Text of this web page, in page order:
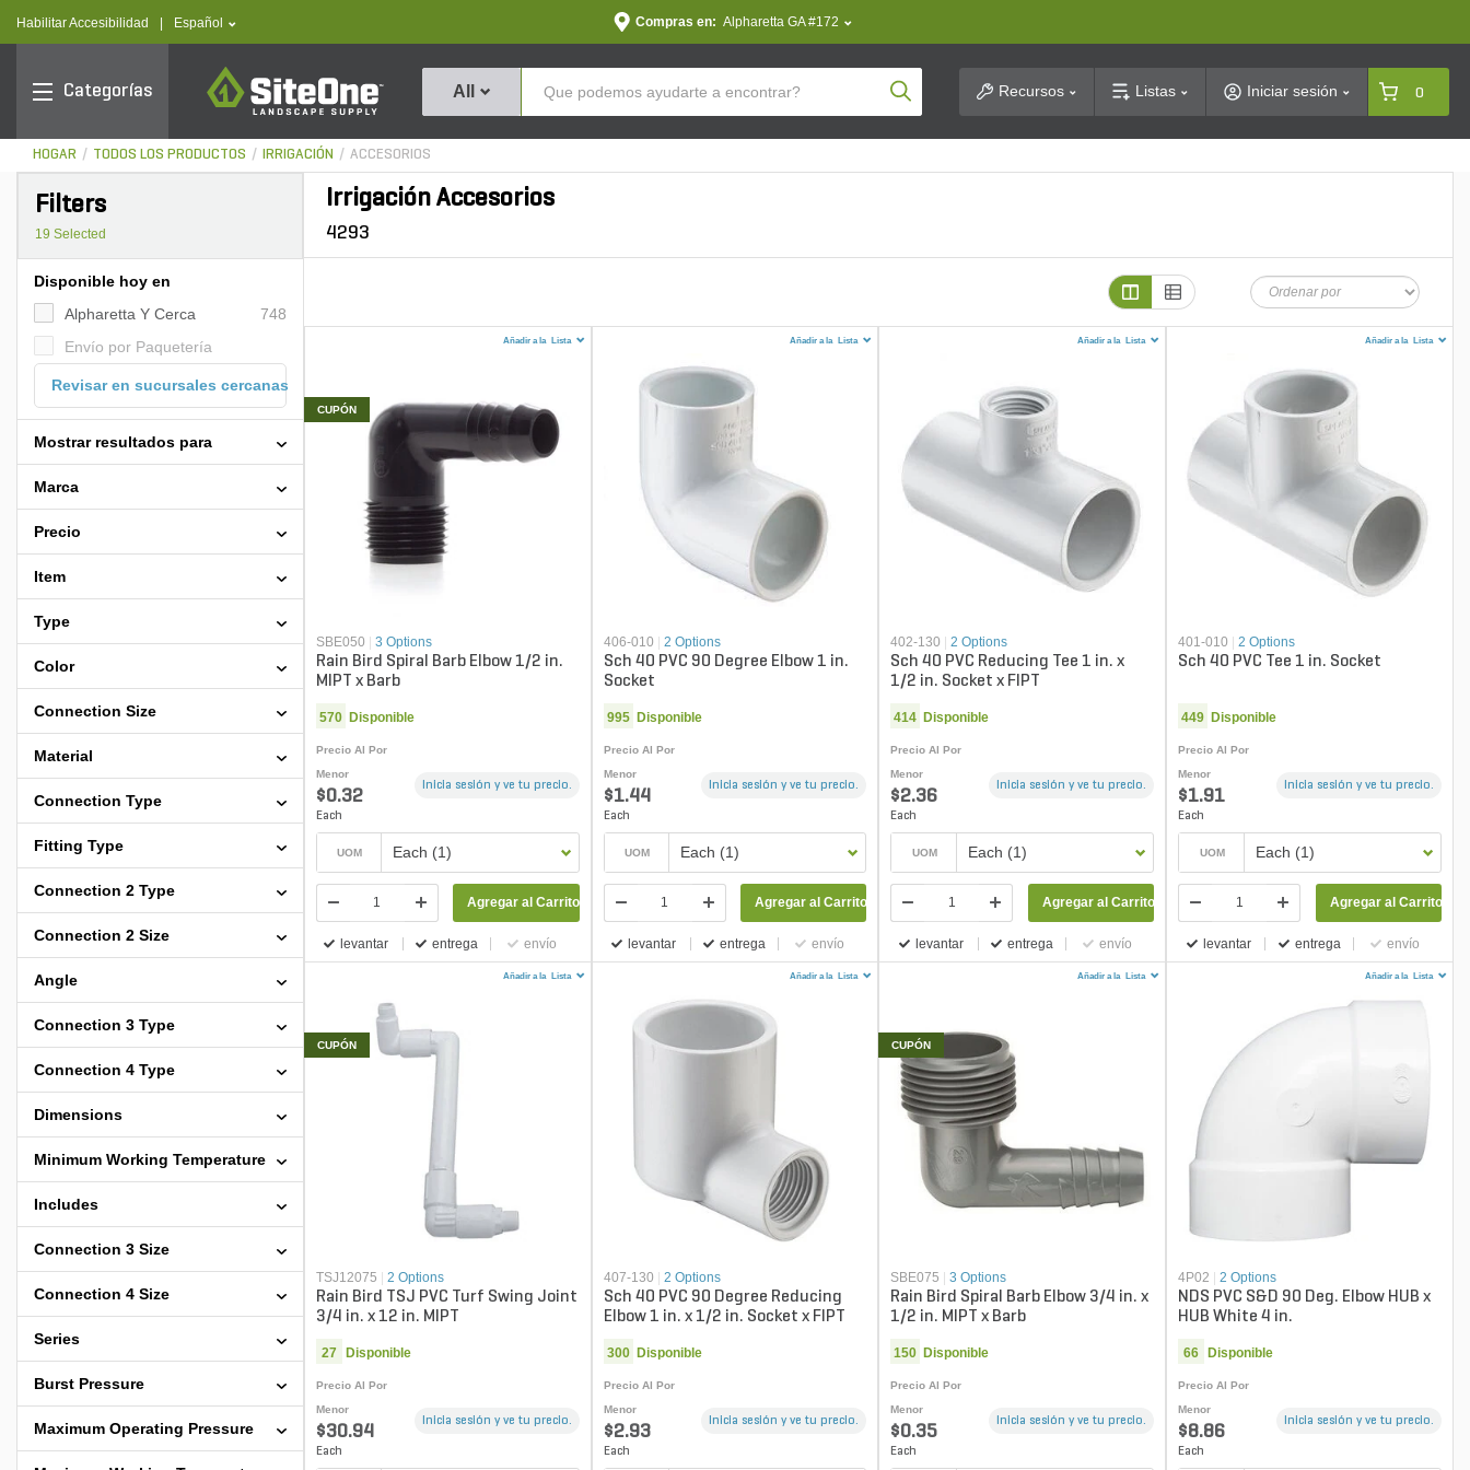
Habilitar Accesibilidad text.language
Español Compras en: Alpharetta GA #172
Categorías
SiteOne
All Product SearchRecursos Listas Iniciar sesión 0
HOGAR TODOS LOS PRODUCTOS IRRIGACIÓN ACCESORIOS
Filters
19 Selected
Disponible hoy en
Alpharetta Y Cerca
748
Envío por Paquetería
Revisar en sucursales cercanas
Mostrar resultados para
Marca
Precio
Item
Type
Color
Connection Size
Material
Connection Type
Fitting Type
Connection 2 Type
Connection 2 Size
Angle
Connection 3 Type
Connection 4 Type
Dimensions
Minimum Working Temperature
Includes
Connection 3 Size
Connection 4 Size
Series
Burst Pressure
Maximum Operating Pressure
Irrigación Accesorios
4293
Añadir a la Lista
CUPÓN
SBE050 | 3 Options
Rain Bird Spiral Barb Elbow 1/2 in.
MIPT x Barb
570 Disponible
Precio Al Por
Menor
$0.32
Each
Inicia sesión y ve tu precio.
UOM Each (1)
Agregar al Carrito
levantar entrega envío
Añadir a la Lista
406-010 | 2 Options
Sch 40 PVC 90 Degree Elbow 1 in.
Socket
995 Disponible
Precio Al Por
Menor
$1.44
Each
Inicia sesión y ve tu precio.
UOM Each (1)
Agregar al Carrito
levantar entrega envío
Añadir a la Lista
402-130 | 2 Options
Sch 40 PVC Reducing Tee 1 in. x
1/2 in. Socket x FIPT
414 Disponible
Precio Al Por
Menor
$2.36
Each
Inicia sesión y ve tu precio.
UOM Each (1)
Agregar al Carrito
levantar entrega envío
Añadir a la Lista
401-010 | 2 Options
Sch 40 PVC Tee 1 in. Socket
449 Disponible
Precio Al Por
Menor
$1.91
Each
Inicia sesión y ve tu precio.
UOM Each (1)
Agregar al Carrito
levantar entrega envío
Añadir a la Lista
CUPÓN
TSJ12075 2 Options
Rain Bird TSJ PVC Turf Swing Joint
3/4 in. x 12 in. MIPT
27 Disponible
Precio Al Por
Menor
$30.94
Each
Inicia sesión y ve tu precio.
Añadir a la Lista
407-130 2 Options
Sch 40 PVC 90 Degree Reducing
Elbow 1 in. x 1/2 in. Socket x FIPT
300 Disponible
Precio Al Por
Menor
$2.93
Each
Inicia sesión y ve tu precio.
Añadir a la Lista
CUPÓN
SBE075 3 Options
Rain Bird Spiral Barb Elbow 3/4 in. x
1/2 in. MIPT x Barb
150 Disponible
Precio Al Por
Menor
$0.35
Each
Inicia sesión y ve tu precio.
Añadir a la Lista
4P02 2 Options
NDS PVC S&D 90 Deg. Elbow HUB x
HUB White 4 in.
66 Disponible
Precio Al Por
Menor
$8.86
Each
Inicia sesión y ve tu precio.